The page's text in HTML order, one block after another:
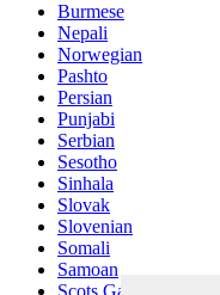
Burmese
Nepali
Norwegian
Pashto
Persian
Punjabi
Serbian
Sesotho
Sinhala
Slovak
Slovenian
Somali
Samoan
Scots Gaelic